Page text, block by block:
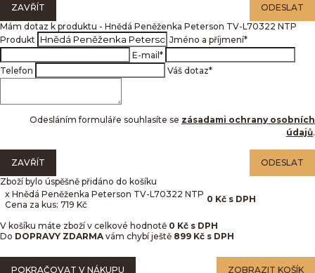
ZAVŘÍT
ODESLAT
Mám dotaz k produktu - Hnědá Peněženka Peterson TV-L70322 NTP
Produkt
Jméno a příjmení*
E-mail *
Telefon
Váš dotaz*
Odesláním formuláře souhlasíte se zásadami ochrany osobních
údajů.
ZAVŘÍT
ODESLAT
Zboží bylo úspěšně přidáno do košíku
x Hnědá Peněženka Peterson TV-L70322 NTP
Cena za kus: 719 Kč
0 Kč s DPH
V košíku máte zboží v celkové hodnotě 0 Kč s DPH
Do DOPRAVY ZDARMAvám chybí ještě 899 Kč s DPH
POKRAČOVAT V NÁKUPU ZOBRAZIT KOŠÍK